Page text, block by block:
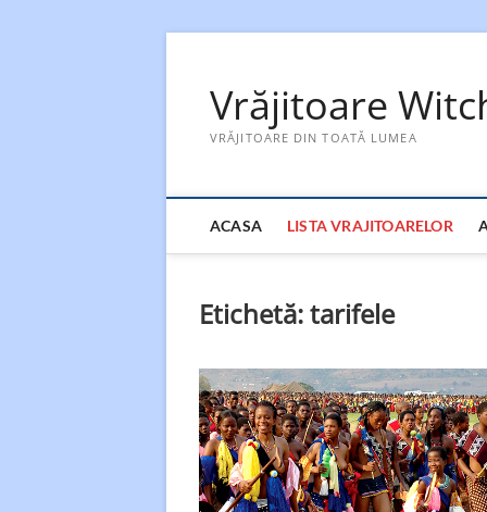
contentVrăjitoare
VRĂJITOARE DIN TOATĂ LUMEA
ACASA LISTA VRAJITOARELOR
Etichetă:tarifele